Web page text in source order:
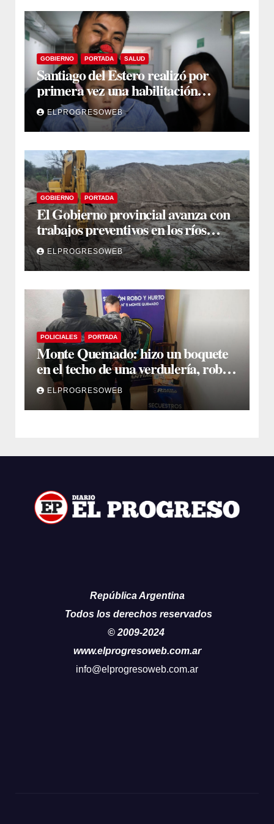
GOBIERNO PORTADA SALUD
Santiago del Estero realizó por
primera vez una habilitación
auditiva con vincha de conducción
óseaELPROGRESOWEB
GOBIERNO PORTADA
El Gobierno provincial avanza con
trabajos preventivos en los ríos
Dulce y Salado y en los Bajos
Submeridionales
ELPROGRESOWEB
POLICIALES PORTADA
Monte Quemado: hizo un boquete
en el techo de una verdulería, robó
$800.000 y cayó tras ser filmado
ELPROGRESOWEB
República Argentina
Todos los derechos reservados
© 2009-2024
www.elprogresoweb.com.ar
info@elprogresoweb.com.ar